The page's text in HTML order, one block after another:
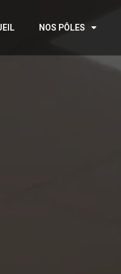
NOS PÔLES